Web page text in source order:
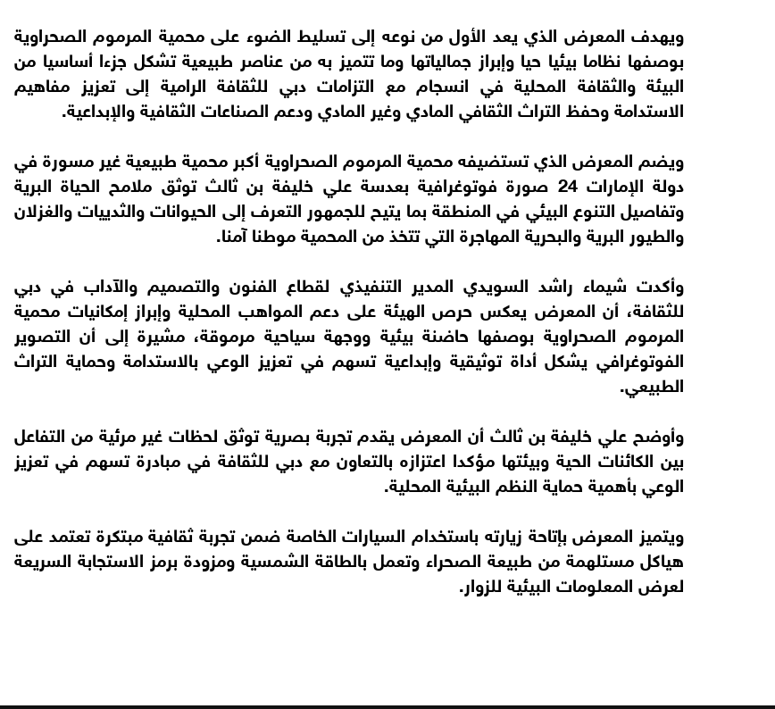
ويهدف المعرض الذي يعد الأول من نوعه إلى تسليط الضوء على محمية المرموم الصحراوية
بوصفها نظاما بيئيا حيا وإبراز جمالياتها وما تتميز به من عناصر طبيعية تشكل جزءا أساسيا من
البيئة والثقافة المحلية في انسجام مع التزامات دبي للثقافة الرامية إلى تعزيز مفاهيم
الاستدامة وحفظ التراث الثقافي المادي وغير المادي ودعم الصناعات الثقافية والإبداعية.
ويضم المعرض الذي تستضيفه محمية المرموم الصحراوية أكبر محمية طبيعية غير مسورة في
دولة الإمارات 24 صورة فوتوغرافية بعدسة علي خليفة بن ثالث توثق ملامح الحياة البرية
وتفاصيل التنوع البيئي في المنطقة بما يتيح للجمهور التعرف إلى الحيوانات والثدييات والغزلان
والطيور البرية والبحرية المهاجرة التي تتخذ من المحمية موطنا آمنا.
وأكدت شيماء راشد السويدي المدير التنفيذي لقطاع الفنون والتصميم والآداب في دبي
للثقافة، أن المعرض يعكس حرص الهيئة على دعم المواهب المحلية وإبراز إمكانيات محمية
المرموم الصحراوية بوصفها حاضنة بيئية ووجهة سياحية مرموقة، مشيرة إلى أن التصوير
الفوتوغرافي يشكل أداة توثيقية وإبداعية تسهم في تعزيز الوعي بالاستدامة وحماية التراث
الطبيعي.
وأوضح علي خليفة بن ثالث أن المعرض يقدم تجربة بصرية توثق لحظات غير مرئية من التفاعل
بين الكائنات الحية وبيئتها مؤكدا اعتزازه بالتعاون مع دبي للثقافة في مبادرة تسهم في تعزيز
الوعي بأهمية حماية النظم البيئية المحلية.
ويتميز المعرض بإتاحة زيارته باستخدام السيارات الخاصة ضمن تجربة ثقافية مبتكرة تعتمد على
هياكل مستلهمة من طبيعة الصحراء وتعمل بالطاقة الشمسية ومزودة برمز الاستجابة السريعة
لعرض المعلومات البيئية للزوار.